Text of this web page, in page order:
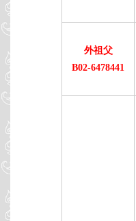
外祖父
B02-6478441